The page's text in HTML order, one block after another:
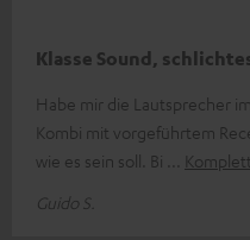
Klasse Sound,
Habe mir die Lautsprecher
Kombi mit vorgeführtem
wie es sein soll. Bi
Guido S.